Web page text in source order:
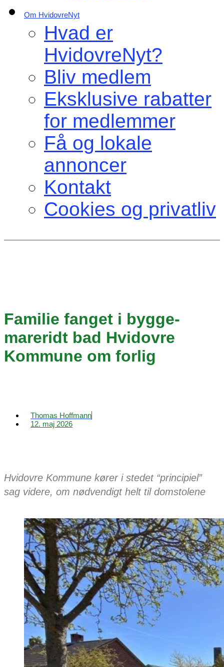
Om HvidovreNyt
Hvad er
HvidovreNyt?
Bliv medlem
Eksklusive rabatter
for medlemmer
Få og lokale
annoncer
Kontakt
Cookies og privatliv
Familie fanget i bygge-
mareridt bad Hvidovre
Kommune om forlig
Thomas Hoffmann
12. maj 2026
Hvidovre Kommune kører i stedet “principiel”
sag videre, om nødvendigt helt til domstolene